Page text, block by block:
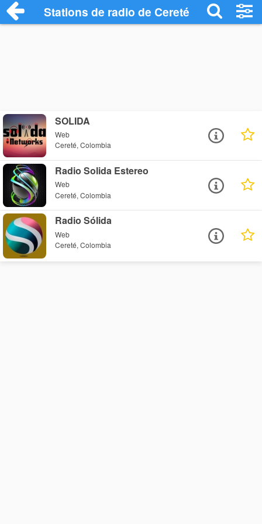
Stations de radio de Cereté
SOLIDA
Web
Cereté, Colombia
Radio Solida Estereo
Web
Cereté, Colombia
Radio Sólida
Web
Cereté, Colombia